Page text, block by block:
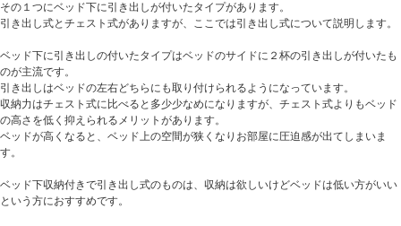
その１つにベッド下に引き出しが付いたタイプがあります。
引き出し式とチェスト式がありますが、ここでは引き出し式について説明します。
ベッド下に引き出しの付いたタイプはベッドのサイドに２杯の引き出しが付いたも
のが主流です。
引き出しはベッドの左右どちらにも取り付けられるようになっています。
収納力はチェスト式に比べると多少少なめになりますが、チェスト式よりもベッド
の高さを低く抑えられるメリットがあります。
ベッドが高くなると、ベッド上の空間が狭くなりお部屋に圧迫感が出てしまいま
す。
ベッド下収納付きで引き出し式のものは、収納は欲しいけどベッドは低い方がいい
という方におすすめです。